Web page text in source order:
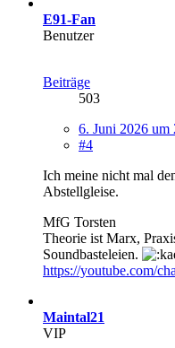
E91-Fan
Benutzer
Beiträge
503
6. Juni 2026 um
#4
Ich meine nicht mal
Abstellgleise.
MfG Torsten
Theorie ist Marx,
Soundbasteleien.
https://youtube.com/
Maintal21
VIP